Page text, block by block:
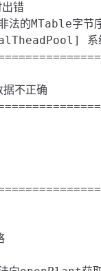
错
的MTable字节
系
不正确